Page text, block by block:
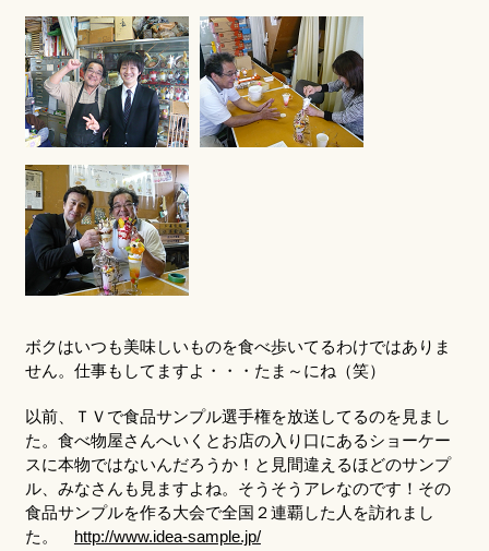
ボクはいつも美味しいものを食べ歩いてるわけではありま
せん。仕事もしてますよ・・・たま～にね（笑）
以前、ＴＶで食品サンプル選手権を放送してるのを見まし
た。食べ物屋さんへいくとお店の入り口にあるショーケー
スに本物ではないんだろうか！と見間違えるほどのサンプ
ル、みなさんも見ますよね。そうそうアレなのです！その
食品サンプルを作る大会で全国２連覇した人を訪れまし
た。
http://www.idea-sample.jp/